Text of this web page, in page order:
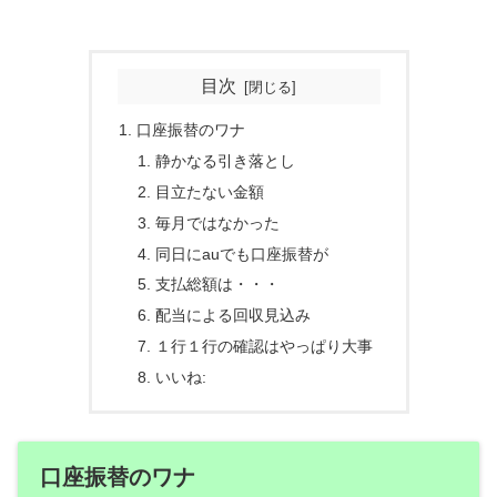
目次
口座振替のワナ
静かなる引き落とし
目立たない金額
毎月ではなかった
同日にauでも口座振替が
支払総額は・・・
配当による回収見込み
１行１行の確認はやっぱり大事
いいね:
口座振替のワナ